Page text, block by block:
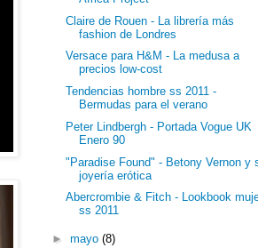
Claire de Rouen - La librería más
fashion de Londres
Versace para H&M - La medusa a
precios low-cost
Tendencias hombre ss 2011 -
Bermudas para el verano
Peter Lindbergh - Portada Vogue UK
Enero 90
"Paradise Found" - Betony Vernon y
joyería erótica
Abercrombie & Fitch - Lookbook
ss 2011
► mayo (8)